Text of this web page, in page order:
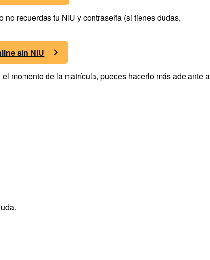
no recuerdas tu NIU y contraseña (si tienes dudas,
sin NIU
momento de la matrícula, puedes hacerlo más adelante a